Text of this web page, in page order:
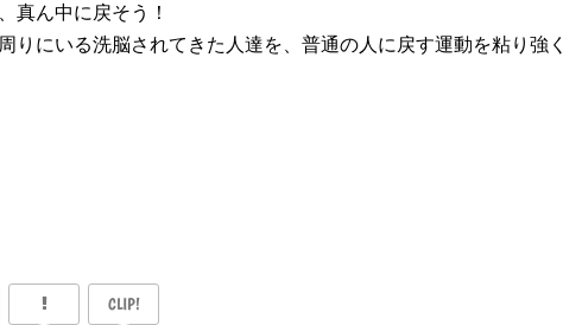
真ん中に戻そう！
りにいる洗脳されてきた人達を、普通の人に戻す運動を粘り強く
CLIP!